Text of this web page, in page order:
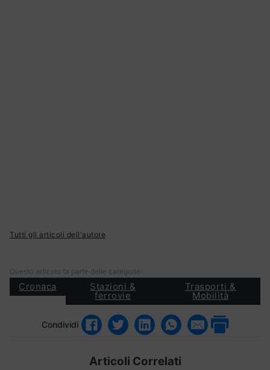
Tutti gli articoli dell'autore
Questo articolo fa parte delle categorie:
Cronaca Stazioni &
ferrovie
Trasporti &
Mobilità
Condividi
Articoli Correlati